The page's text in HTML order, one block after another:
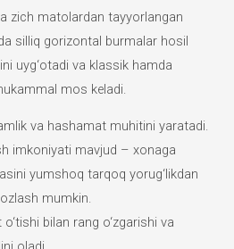
zich matolardan tayyorlangan
silliq gorizontal burmalar hosil
uyg‘otadi va klassik hamda
mos keladi.
va hashamat muhitini yaratadi.
imkoniyati mavjud – xonaga
yumshoq tarqoq yorug‘likdan
mumkin.
bilan rang o‘zgarishi va